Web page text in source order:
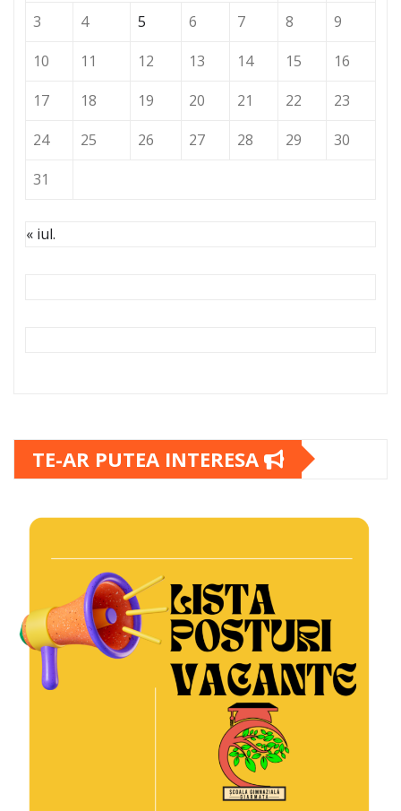
3
4 5 6 7 8
9
10
11 12 13 14 15
16
17
18 19 20 21 22
23
24
25 26 27 28 29
30
31
« iul.
TE-AR PUTEA INTERESA